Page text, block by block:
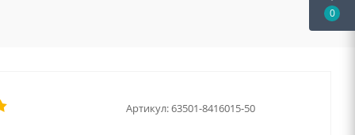
Артикул:63501-8416015-50
0